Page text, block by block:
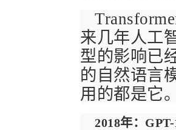
来几年人工
型的影响已
的自然语言
用的都是它
2018年：